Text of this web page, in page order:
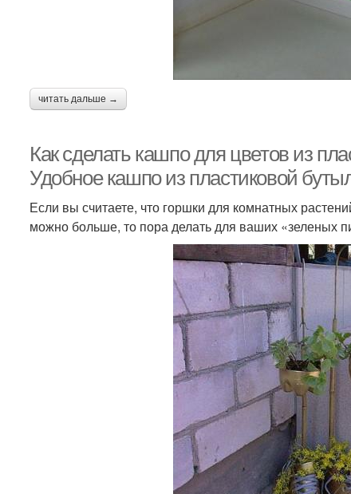
читать дальше →
Как сделать кашпо для цветов из
Удобное кашпо из пластиковой
Если вы считаете, что горшки для комнатных
можно больше, то пора делать для ваших «зеленых